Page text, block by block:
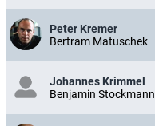
Peter Kremer
Bertram Matuschek
Johannes Krimmel
Benjamin Stockmann